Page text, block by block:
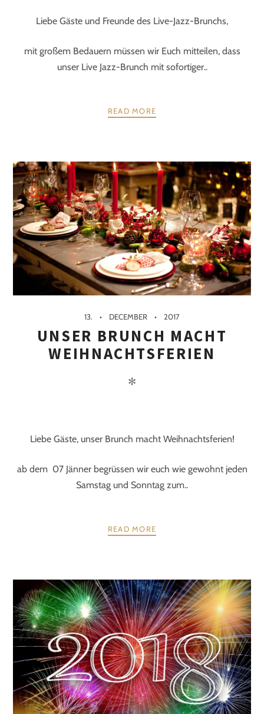
Liebe Gäste und Freunde des Live-Jazz-Brunchs,
mit großem Bedauern müssen wir Euch mitteilen, dass
unser Live Jazz-Brunch mit sofortiger..
READ MORE
13. DECEMBER 2017
UNSER BRUNCH MACHT
WEIHNACHTSFERIEN
✻
Liebe Gäste, unser Brunch macht Weihnachtsferien!
ab dem 07 Jänner begrüssen wir euch wie gewohnt jeden
Samstag und Sonntag zum..
READ MORE